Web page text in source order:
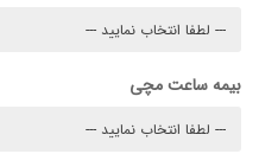
بیمه ساعت مچی